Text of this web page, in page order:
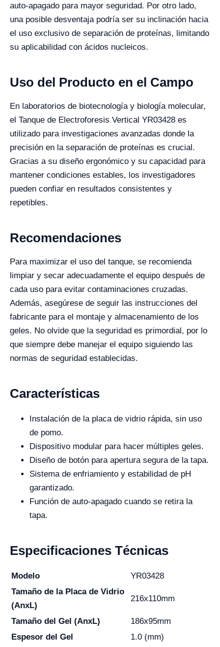
auto-apagado para mayor seguridad. Por otro lado,
una posible desventaja podría ser su inclinación hacia
el uso exclusivo de separación de proteínas, limitando
su aplicabilidad con ácidos nucleicos.
Uso del Producto en el Campo
En laboratorios de biotecnología y biología molecular,
el Tanque de Electroforesis Vertical YR03428 es
utilizado para investigaciones avanzadas donde la
precisión en la separación de proteínas es crucial.
Gracias a su diseño ergonómico y su capacidad para
mantener condiciones estables, los investigadores
pueden confiar en resultados consistentes y
repetibles.
Recomendaciones
Para maximizar el uso del tanque, se recomienda
limpiar y secar adecuadamente el equipo después de
cada uso para evitar contaminaciones cruzadas.
Además, asegúrese de seguir las instrucciones del
fabricante para el montaje y almacenamiento de los
geles. No olvide que la seguridad es primordial, por lo
que siempre debe manejar el equipo siguiendo las
normas de seguridad establecidas.
Características
Instalación de la placa de vidrio rápida, sin uso
de pomo.
Dispositivo modular para hacer múltiples geles.
Diseño de botón para apertura segura de la tapa.
Sistema de enfriamiento y estabilidad de pH
garantizado.
Función de auto-apagado cuando se retira la
tapa.
Especificaciones Técnicas
Modelo
YR03428
Tamaño de la Placa de Vidrio
(AnxL)
216x110mm
Tamaño del Gel (AnxL)
186x95mm
Espesor del Gel
1.0 (mm)